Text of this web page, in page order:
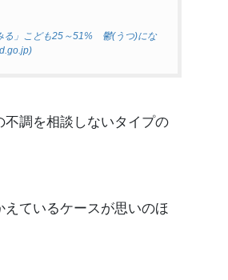
る」こども25～51% 鬱(うつ)にな
調を相談しないタイプの
ているケースが思いのほ